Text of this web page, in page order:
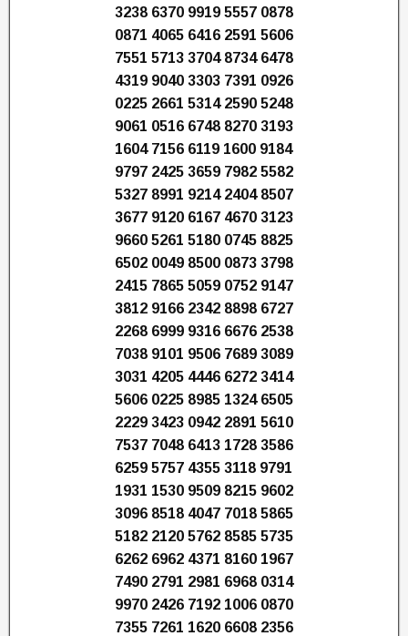
3238 6370 9919 5557 0878
0871 4065 6416 2591 5606
7551 5713 3704 8734 6478
4319 9040 3303 7391 0926
0225 2661 5314 2590 5248
9061 0516 6748 8270 3193
1604 7156 6119 1600 9184
9797 2425 3659 7982 5582
5327 8991 9214 2404 8507
3677 9120 6167 4670 3123
9660 5261 5180 0745 8825
6502 0049 8500 0873 3798
2415 7865 5059 0752 9147
3812 9166 2342 8898 6727
2268 6999 9316 6676 2538
7038 9101 9506 7689 3089
3031 4205 4446 6272 3414
5606 0225 8985 1324 6505
2229 3423 0942 2891 5610
7537 7048 6413 1728 3586
6259 5757 4355 3118 9791
1931 1530 9509 8215 9602
3096 8518 4047 7018 5865
5182 2120 5762 8585 5735
6262 6962 4371 8160 1967
7490 2791 2981 6968 0314
9970 2426 7192 1006 0870
7355 7261 1620 6608 2356